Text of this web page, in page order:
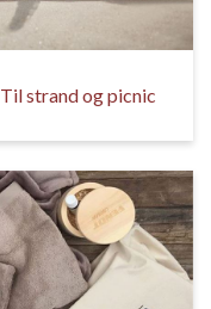
Til strand og picnic